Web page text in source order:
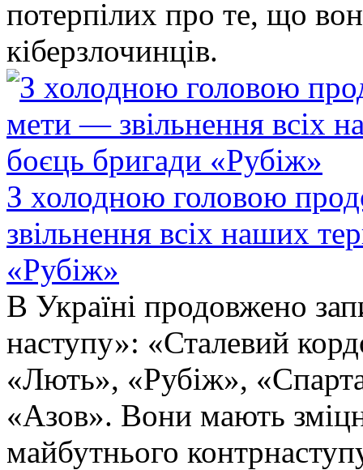
потерпілих про те, що
кіберзлочинців.
З холодною головою
звільнення всіх наших
«Рубіж»
В Україні продовжено
наступу»: «Сталевий
«Лють», «Рубіж»,
«Азов». Вони мають
майбутнього